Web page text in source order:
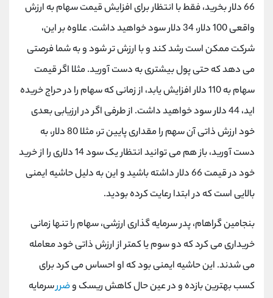
66 دلار بخرید، فقط با انتظار برای افزایش قیمت سهام به ارزش
واقعی 100 دلار، 34 دلار سود خواهید داشت. علاوه بر این،
شرکت ممکن است رشد کند و با ارزش تر شود و به شما فرصتی
می دهد که حتی پول بیشتری به دست آورید. مثلا اگر قیمت
سهام به 110 دلار افزایش یابد، از زمانی که سهام را در حراج خریده
اید، 44 دلار سود خواهید داشت. از طرفی اگر در ارزیابی بعدی
خود ارزش ذاتی آن سهم را مقداری پایین تر، مثلا 80 دلار، به
دست آورید، باز هم می توانید انتظار یک سود 14 دلاری را از خرید
خود در قیمت 66 دلار داشته باشید و این به دلیل حاشیه ایمنی
بالایی است که در ابتدا رعایت کرده بودید.
بنجامین گراهام، پدر سرمایه گذاری ارزشی، سهام را تنها زمانی
خریداری می کرد که دو سوم یا کمتر از ارزش ذاتی خود معامله
می شدند. این حاشیه ایمنی بود که او احساس می کرد برای
کسب بهترین بازده و در عین حال کاهش ریسک وضررسرمایه